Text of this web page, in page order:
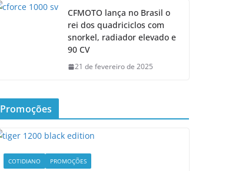
CFMOTO lança no Brasil o
rei dos quadriciclos com
snorkel, radiador elevado e
90 CV
21 de fevereiro de 2025
Promoções
COTIDIANO PROMOÇÕES